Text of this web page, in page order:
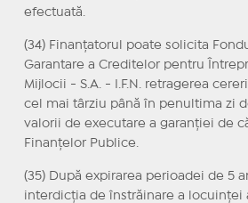
efectuată.
(34) Finanțatorul poate solicita
Garantare a Creditelor pentru
Mijlocii - S.A. - I.F.N. retragerea
cel mai târziu până în penultima zi
valorii de executare a garanției de
Finanțelor Publice.
(35) După expirarea perioadei de 5
interdicția de înstrăinare a locuinței